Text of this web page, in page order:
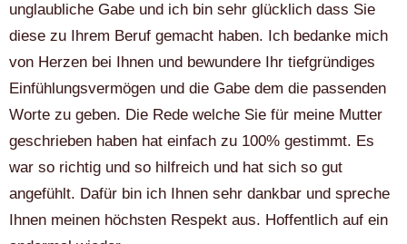
unglaubliche Gabe und ich bin sehr glücklich dass Sie
diese zu Ihrem Beruf gemacht haben. Ich bedanke mich
von Herzen bei Ihnen und bewundere Ihr tiefgründiges
Einfühlungsvermögen und die Gabe dem die passenden
Worte zu geben. Die Rede welche Sie für meine Mutter
geschrieben haben hat einfach zu 100% gestimmt. Es
war so richtig und so hilfreich und hat sich so gut
angefühlt. Dafür bin ich Ihnen sehr dankbar und spreche
Ihnen meinen höchsten Respekt aus. Hoffentlich auf ein